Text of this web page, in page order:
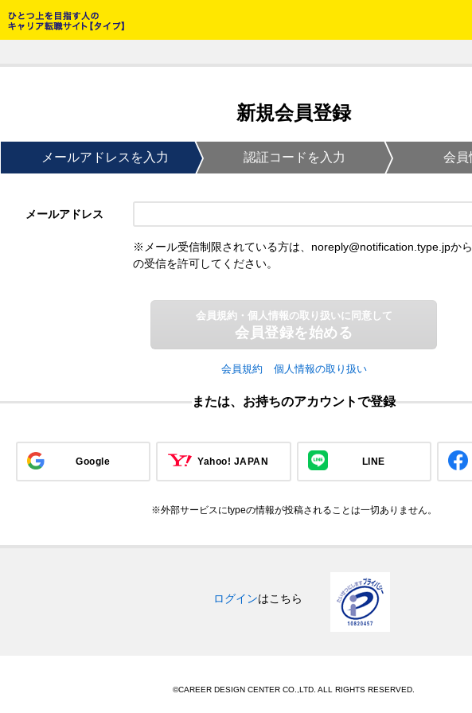
新規会員登録
メールアドレスを入力 認証コードを入力 会員
メールアドレス
※メール受信制限されている方は、noreply@notification.type.jpから
の受信を許可してください。
会員規約・個人情報の取り扱いに同意して
会員登録を始める
会員規約 個人情報の取り扱い
または、お持ちのアカウントで登録
Google Yahoo! JAPAN LINE
※外部サービスにtypeの情報が投稿されることは一切ありません。
ログインはこちら
©CAREER DESIGN CENTER CO.,LTD. ALL RIGHTS RESERVED.